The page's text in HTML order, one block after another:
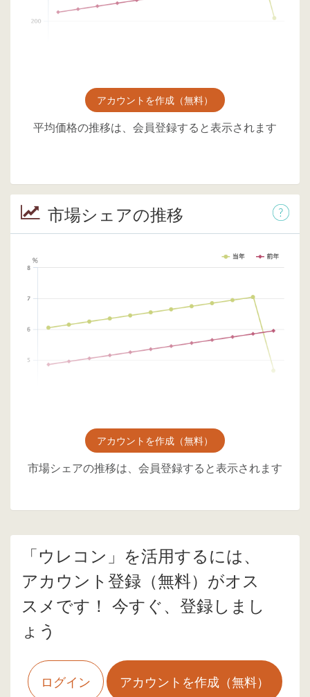
アカウントを作成（無料）
平均価格の推移は、会員登録すると表示されます
市場シェアの推移
アカウントを作成（無料）
市場シェアの推移は、会員登録すると表示されます
「ウレコン」を活用するには、
アカウント登録（無料）がオス
スメです！ 今すぐ、登録しまし
ょう
ログイン アカウントを作成（無料）